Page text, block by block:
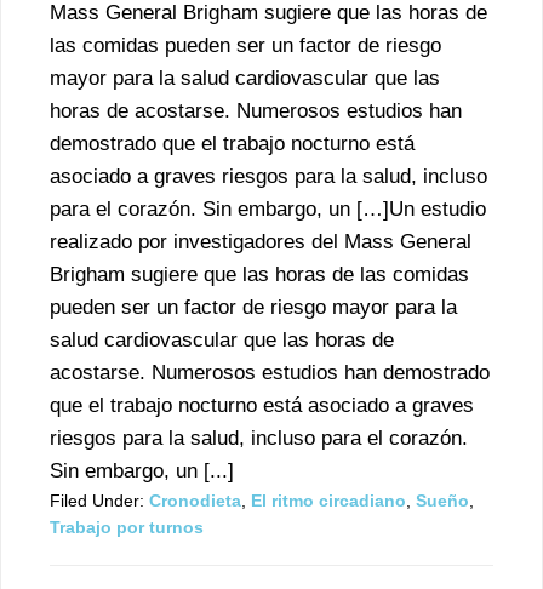
Mass General Brigham sugiere que las horas de
las comidas pueden ser un factor de riesgo
mayor para la salud cardiovascular que las
horas de acostarse. Numerosos estudios han
demostrado que el trabajo nocturno está
asociado a graves riesgos para la salud, incluso
para el corazón. Sin embargo, un […]Un estudio
realizado por investigadores del Mass General
Brigham sugiere que las horas de las comidas
pueden ser un factor de riesgo mayor para la
salud cardiovascular que las horas de
acostarse. Numerosos estudios han demostrado
que el trabajo nocturno está asociado a graves
riesgos para la salud, incluso para el corazón.
Sin embargo, un [...]
Filed Under: Cronodieta, El ritmo circadiano, Sueño,
Trabajo por turnos